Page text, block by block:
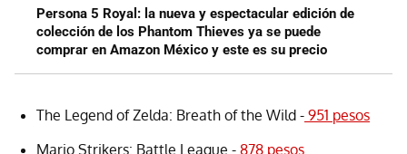
Persona 5 Royal: la nueva y espectacular edición de
colección de los Phantom Thieves ya se puede
comprar en Amazon México y este es su precio
The Legend of Zelda: Breath of the Wild - 951 pesos
Mario Strikers: Battle League - 878 pesos